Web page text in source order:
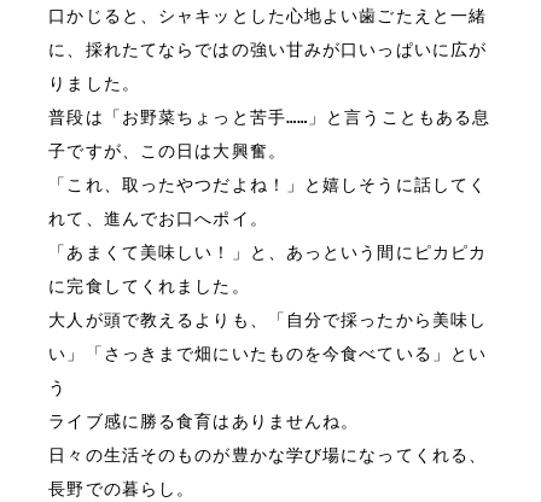
口かじると、シャキッとした心地よい歯ごたえと一緒
に、採れたてならではの強い甘みが口いっぱいに広が
りました。
普段は「お野菜ちょっと苦手……」と言うこともある息
子ですが、この日は大興奮。
「これ、取ったやつだよね！」と嬉しそうに話してく
れて、進んでお口へポイ。
「あまくて美味しい！」と、あっという間にピカピカ
に完食してくれました。
大人が頭で教えるよりも、「自分で採ったから美味し
い」「さっきまで畑にいたものを今食べている」とい
う
ライブ感に勝る食育はありませんね。
日々の生活そのものが豊かな学び場になってくれる、
長野での暮らし。